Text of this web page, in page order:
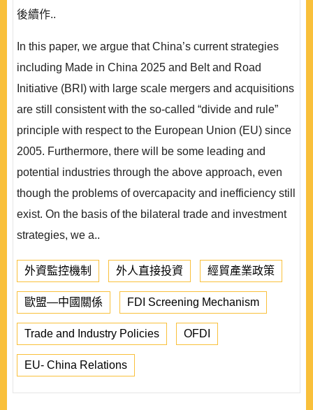
後續作..
In this paper, we argue that China’s current strategies
including Made in China 2025 and Belt and Road
Initiative (BRI) with large scale mergers and acquisitions
are still consistent with the so-called “divide and rule”
principle with respect to the European Union (EU) since
2005. Furthermore, there will be some leading and
potential industries through the above approach, even
though the problems of overcapacity and inefficiency still
exist. On the basis of the bilateral trade and investment
strategies, we a..
外資監控機制 外人直接投資 經貿產業政策
歐盟—中國關係 FDI Screening Mechanism
Trade and Industry Policies OFDI
EU- China Relations